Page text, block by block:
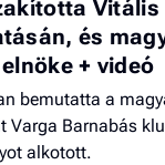
Vitális
és
+ videó
bemutatta a
Varga Barnabás
alkotott.